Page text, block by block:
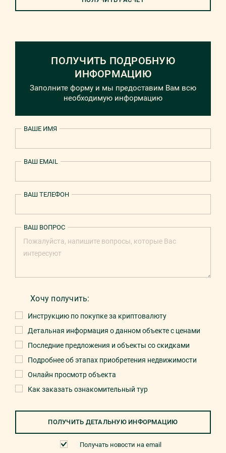
ПОЛУЧИТЬ ПОДРОБНУЮ
ИНФОРМАЦИЮ
Заполните форму и мы предоставим Вам всю
необходимую информацию
ВАШЕ ИМЯ
ВАШ EMAIL
ВАШ ТЕЛЕФОН
Хочу получить:
Инструкцию по покупке за криптовалюту
Детальная информация о данном объекте с ценами
Последние предложения и объекты со скидками
Подробнее об этапах приобретения недвижимости
Онлайн просмотр объекта
Как заказать ознакомительный тур
ВАШ ВОПРОС
ПОЛУЧИТЬ ДЕТАЛЬНУЮ ИНФОРМАЦИЮ
Получать новости на email